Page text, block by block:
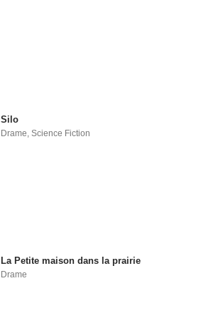
Silo
Drame ,Science Fiction
La Petite maison dans la prairie
Drame